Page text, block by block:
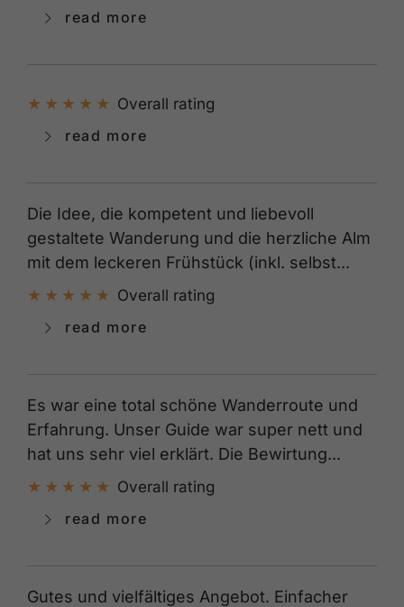
read more
Overall rating
read more
Die Idee, die kompetent und liebevoll
gestaltete Wanderung und die herzliche Alm
mit dem leckeren Frühstück (inkl. selbst...
Overall rating
read more
Es war eine total schöne Wanderroute und
Erfahrung. Unser Guide war super nett und
hat uns sehr viel erklärt. Die Bewirtung...
Overall rating
read more
Gutes und vielfältiges Angebot. Einfacher